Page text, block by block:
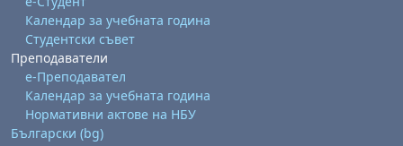
Календар за учебната година
Студентски съвет
Преподаватели
е-Преподавател
Календар за учебната година
Нормативни актове на НБУ
Български ‎(bg)‎